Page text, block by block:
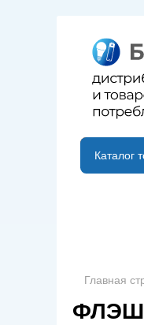
B2B
Каталог
Главная
ФЛЭШ-